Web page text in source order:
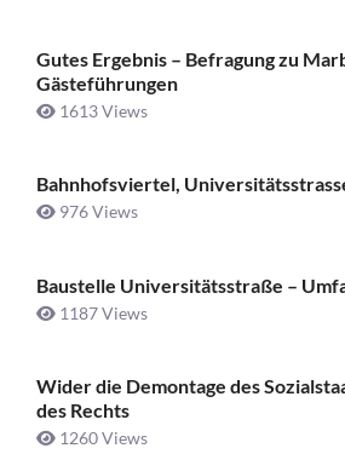
Gutes Ergebnis – Befragung zu
Gästeführungen
1613 Views
Bahnhofsviertel,
976 Views
Baustelle Universitätsstraße ­–
1187 Views
Wider die Demontage des
des Rechts
1260 Views